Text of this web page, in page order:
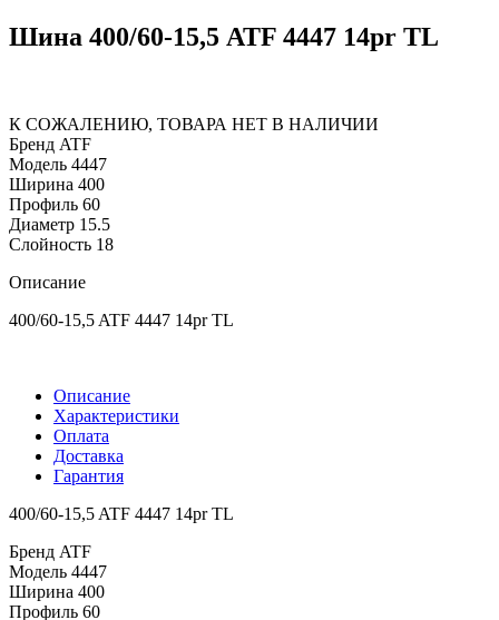
Шина 400/60-15,5 ATF 4447 14pr TL
К СОЖАЛЕНИЮ, ТОВАРА НЕТ В НАЛИЧИИ
Бренд ATF
Модель 4447
Ширина 400
Профиль 60
Диаметр 15.5
Слойность 18
Описание
400/60-15,5 ATF 4447 14pr TL
Описание
Характеристики
Оплата
Доставка
Гарантия
400/60-15,5 ATF 4447 14pr TL
Бренд ATF
Модель 4447
Ширина 400
Профиль 60